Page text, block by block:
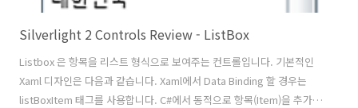
Silverlight 2 Controls Review - ListBox
Listbox 은 항목을 리스트 형식으로 보여주는 컨트롤입니다. 기본적인
Xaml 디자인은 다음과 같습니다. Xaml에서 Data Binding 할 경우는
listBoxItem 태그를 사용합니다. C#에서 동적으로 항목(Item)을 추가,